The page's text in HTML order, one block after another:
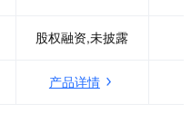
内容，为用户提供
费体验，并可以通
股权融资,未披露
产品详情